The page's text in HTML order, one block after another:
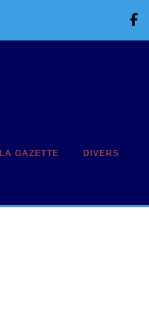
LA GAZETTE DIVERS